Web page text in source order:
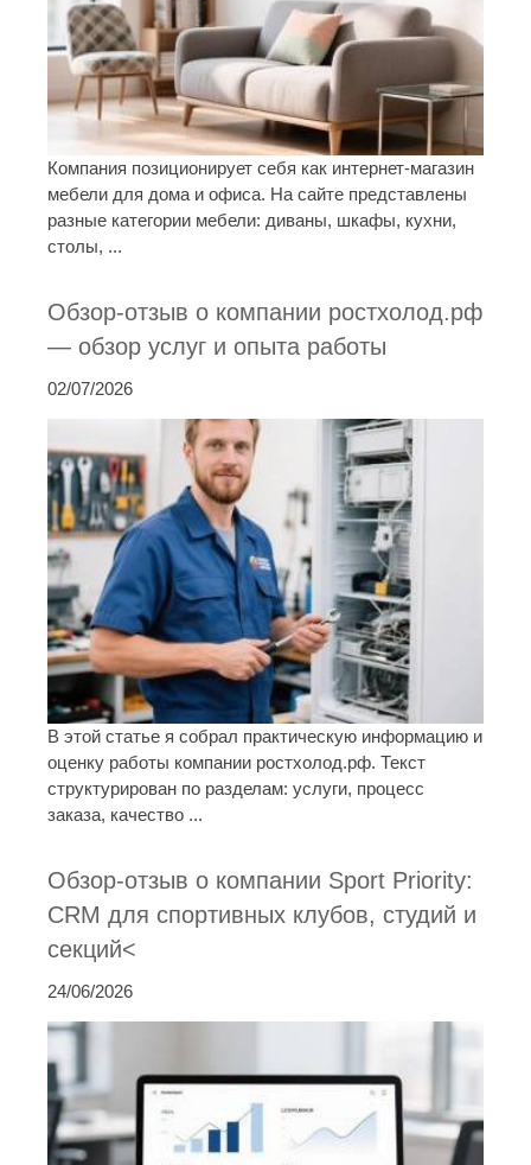
Компания позиционирует себя как интернет-магазин
мебели для дома и офиса. На сайте представлены
разные категории мебели: диваны, шкафы, кухни,
столы, ...
Обзор-отзыв о компании ростхолод.рф
— обзор услуг и опыта работы
02/07/2026
В этой статье я собрал практическую информацию и
оценку работы компании ростхолод.рф. Текст
структурирован по разделам: услуги, процесс
заказа, качество ...
Обзор-отзыв о компании Sport Priority:
CRM для спортивных клубов, студий и
секций<
24/06/2026